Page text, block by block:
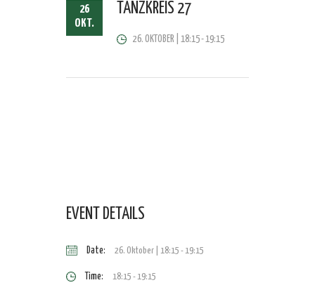
26
OKT.
TANZKREIS 27
26. OKTOBER | 18:15-19:15
EVENT DETAILS
Date: 26. Oktober | 18:15 -19:15
Time: 18:15 - 19:15